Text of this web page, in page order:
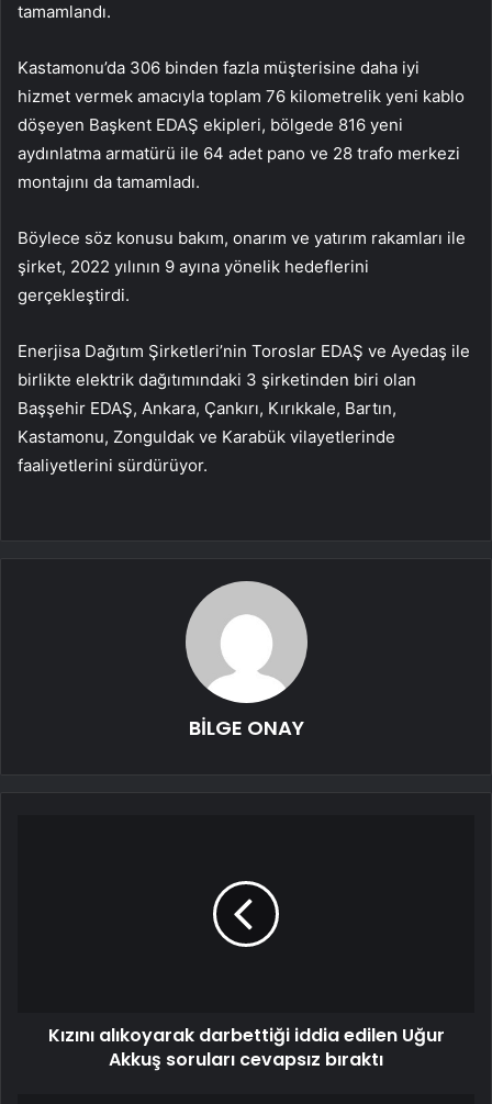
tamamlandı.
Kastamonu’da 306 binden fazla müşterisine daha iyi
hizmet vermek amacıyla toplam 76 kilometrelik yeni kablo
döşeyen Başkent EDAŞ ekipleri, bölgede 816 yeni
aydınlatma armatürü ile 64 adet pano ve 28 trafo merkezi
montajını da tamamladı.
Böylece söz konusu bakım, onarım ve yatırım rakamları ile
şirket, 2022 yılının 9 ayına yönelik hedeflerini
gerçekleştirdi.
Enerjisa Dağıtım Şirketleri’nin Toroslar EDAŞ ve Ayedaş ile
birlikte elektrik dağıtımındaki 3 şirketinden biri olan
Başşehir EDAŞ, Ankara, Çankırı, Kırıkkale, Bartın,
Kastamonu, Zonguldak ve Karabük vilayetlerinde
faaliyetlerini sürdürüyor.
BİLGE ONAY
Kızını alıkoyarak darbettiği iddia edilen Uğur
Akkuş soruları cevapsız bıraktı